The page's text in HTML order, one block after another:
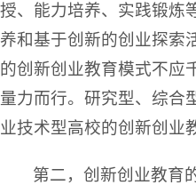
授、能力培养、实践锻炼
养和基于创新的创业探索
的创新创业教育模式不应
量力而行。研究型、综合
业技术型高校的创新创业
第二，创新创业教育